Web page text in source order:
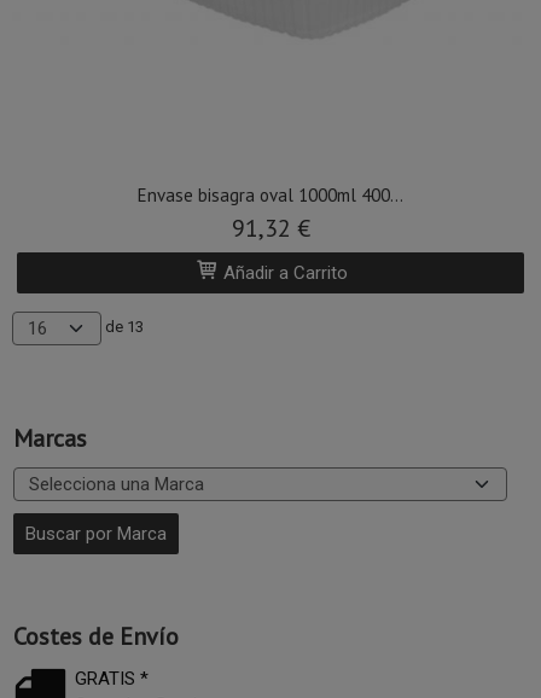
Marcas
Costes de Envío
GRATIS *
Envase bisagra oval 1000ml 400...
91,32 €
Añadir a Carrito
de 13